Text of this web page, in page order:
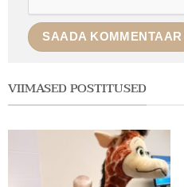
VIIMASED POSTITUSED